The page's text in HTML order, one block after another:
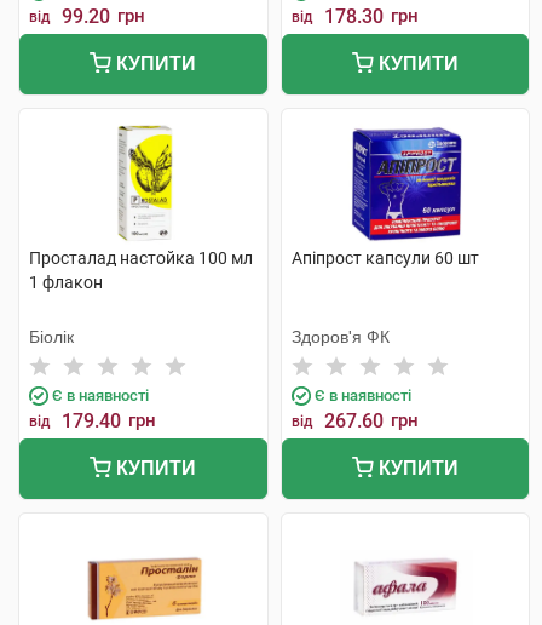
від 99.20 грн
КУПИТИ
від 178.30 грн
КУПИТИ
Просталад настойка 100 мл
1 флакон
Біолік
Є в наявності
від 179.40 грн
КУПИТИ
Апіпрост капсули 60 шт
Здоров'я ФК
Є в наявності
від 267.60 грн
КУПИТИ